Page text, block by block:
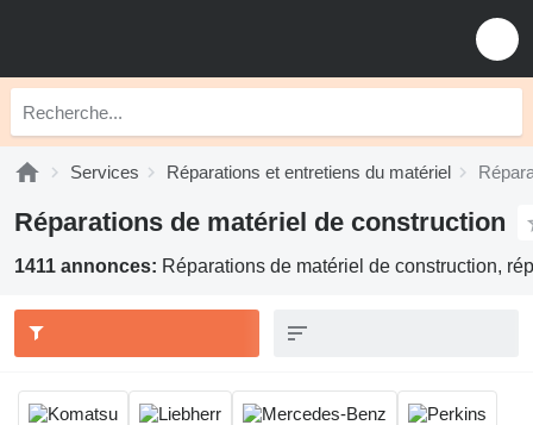
Services Réparations et entretiens du matériel
Réparations de matériel de construction
1411 annonces: Réparations de matériel de construction,